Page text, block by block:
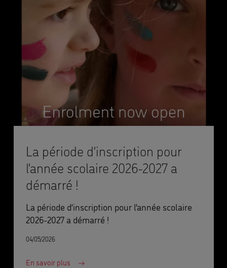
La période d’inscription pour
l’année scolaire 2026-2027 a
démarré !
La période d’inscription pour l’année scolaire
2026-2027 a démarré !
04/05/2026
En savoir plus